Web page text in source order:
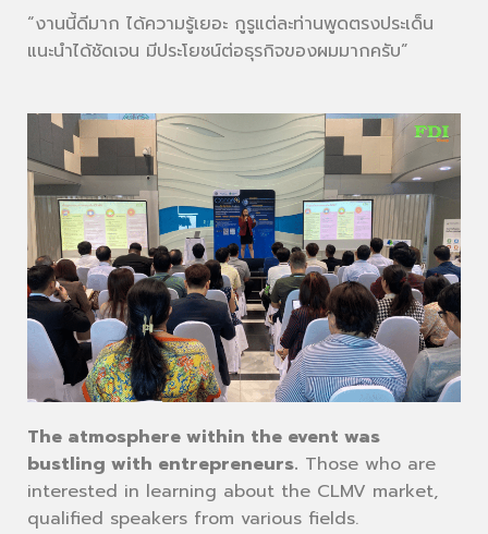
“งานนี้ดีมาก ได้ความรู้เยอะ กูรูแต่ละท่านพูดตรงประเด็น
แนะนำได้ชัดเจน มีประโยชน์ต่อธุรกิจของผมมากครับ”
The atmosphere within the event was
bustling with entrepreneurs. Those who are
interested in learning about the CLMV market,
qualified speakers from various fields.